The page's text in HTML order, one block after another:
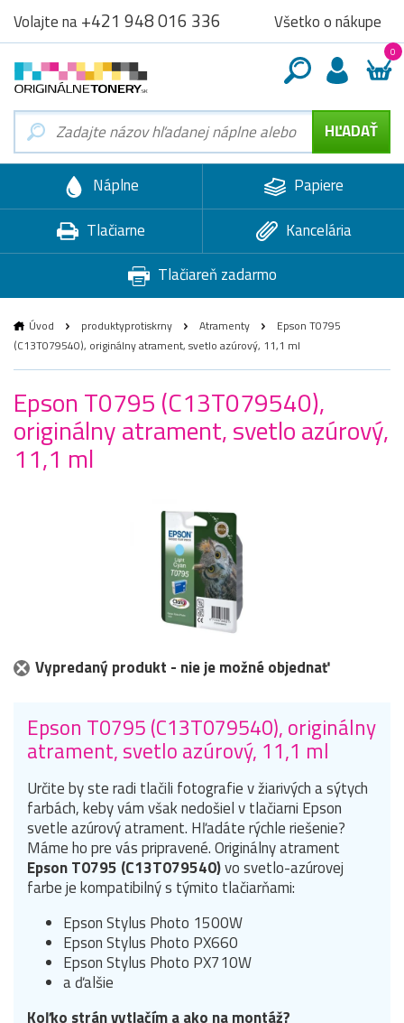
Volajte na+421 948 016 336 Všetko o nákupe
0
Náplne
Papiere
Tlačiarne
Kancelária
Tlačiareň zadarmo
Úvod produktyprotiskrny Atramenty
Epson T0795
(C13T079540), originálny atrament, svetlo azúrový, 11,1 ml
Epson T0795 (C13T079540),
originálny atrament, svetlo azúrový,
11,1 ml
Vypredaný produkt - nie je možné objednať
Epson T0795 (C13T079540), originálny
atrament, svetlo azúrový, 11,1 ml
Určite by ste radi tlačili fotografie v žiarivých a sýtych
farbách, keby vám však nedošiel v tlačiarni Epson
svetle azúrový atrament. Hľadáte rýchle riešenie?
Máme ho pre vás pripravené. Originálny atrament
Epson T0795 (C13T079540)vo svetlo-azúrovej
farbe je kompatibilný s týmito tlačiarňami:
Epson Stylus Photo 1500W
Epson Stylus Photo PX660
Epson Stylus Photo PX710W
a ďalšie
Koľko strán vytlačím a ako na montáž?